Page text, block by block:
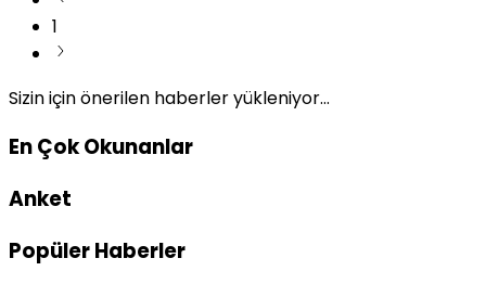
1
Sizin için önerilen haberler yükleniyor...
En Çok Okunanlar
Anket
Popüler Haberler